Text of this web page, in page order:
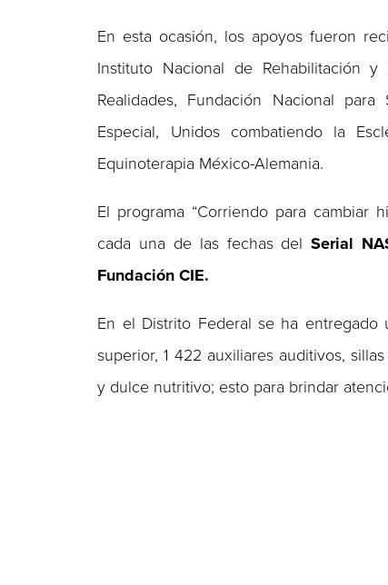
En esta ocasión, los apoyos fueron
Instituto Nacional de Rehabilitación y
Realidades, Fundación Nacional
Especial, Unidos combatiendo la
Equinoterapia México-Alemania.
El programa “Corriendo para cambiar
cada una de las fechas delSerial
Fundación CIE.
En el Distrito Federal se ha entregado
superior, 1 422 auxiliares auditivos,
y dulce nutritivo; esto para brindar